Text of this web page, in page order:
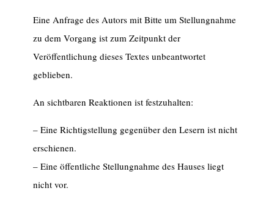
Eine Anfrage des Autors mit Bitte um Stellungnahme
zu dem Vorgang ist zum Zeitpunkt der
Veröffentlichung dieses Textes unbeantwortet
geblieben.
An sichtbaren Reaktionen ist festzuhalten:
– Eine Richtigstellung gegenüber den Lesern ist nicht
erschienen.
– Eine öffentliche Stellungnahme des Hauses liegt
nicht vor.